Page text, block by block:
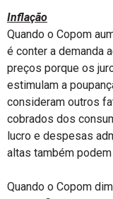
Inflação
Quando o Copom
é conter a demanda
preços porque os
estimulam a
consideram outros
cobrados dos
lucro e despesas
altas também
Quando o Copom